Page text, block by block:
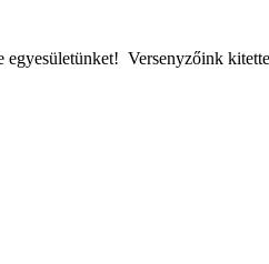
egyesületünket! Versenyzőink